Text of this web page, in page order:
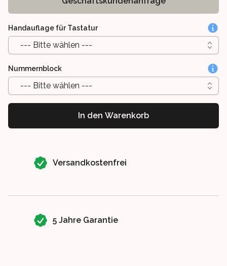
Handauflage für Tastatur
--- Bitte wählen ---
Nummernblock
--- Bitte wählen ---
In den Warenkorb
Versandkostenfrei
5 Jahre Garantie